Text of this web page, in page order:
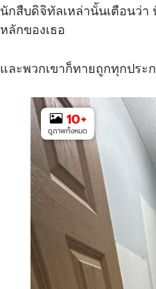
นักสืบดิจิทัลเหล่านั้นเตือนว่า
หลักของเธอ
และพวกเขาก็ทายถูกทุกประ
10+
ดูภาพทั้งหมด